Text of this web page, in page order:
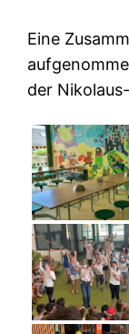
Eine
der